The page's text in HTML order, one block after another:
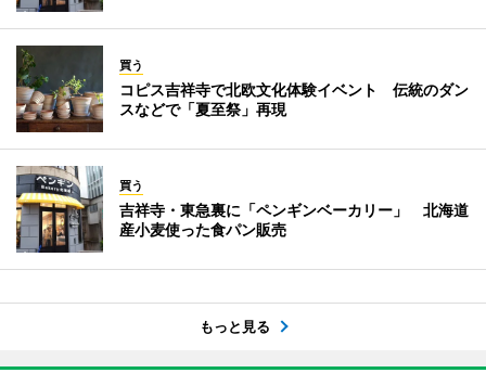
買う
コピス吉祥寺で北欧文化体験イベント 伝統のダン
スなどで「夏至祭」再現
買う
吉祥寺・東急裏に「ペンギンベーカリー」 北海道
産小麦使った食パン販売
もっと見る